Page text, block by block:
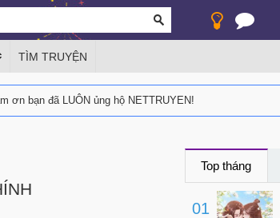
TÌM TRUYỆN
ơn bạn đã LUÔN ủng hộ NETTRUYEN!
Top tháng
01